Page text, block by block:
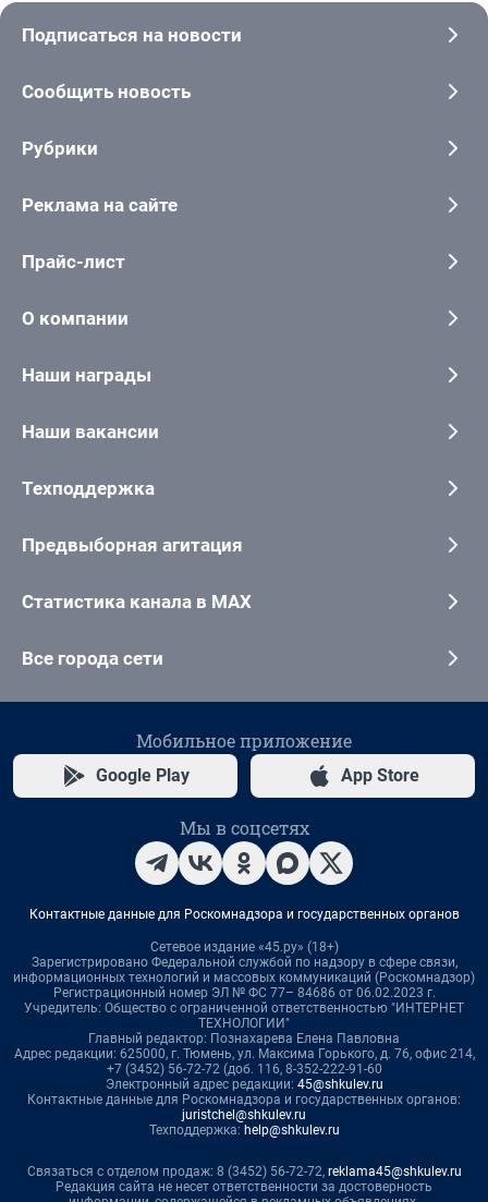
Подписаться на новости
Сообщить новость
Рубрики
Реклама на сайте
Прайс-лист
О компании
Наши награды
Наши вакансии
Техподдержка
Предвыборная агитация
Статистика канала в MAX
Все города сети
Мобильное приложение
Google Play App Store
Мы в соцсетях
Контактные данные для Роскомнадзора и государственных органов
Сетевое издание «45.ру» (18+)
Зарегистрировано Федеральной службой по надзору в сфере связи,
информационных технологий и массовых коммуникаций (Роскомнадзор)
Регистрационный номер ЭЛ № ФС 77– 84686 от 06.02.2023 г.
Учредитель: Общество с ограниченной ответственностью "ИНТЕРНЕТ
ТЕХНОЛОГИИ"
Главный редактор: Познахарева Елена Павловна
Адрес редакции: 625000, г. Тюмень, ул. Максима Горького, д. 76, офис 214,
+7 (3452) 56-72-72 (доб. 116, 8-352-222-91-60
Электронный адрес редакции: 45@shkulev.ru
Контактные данные для Роскомнадзора и государственных органов:
juristchel@shkulev.ru
Техподдержка: help@shkulev.ru
Связаться с отделом продаж: 8 (3452) 56-72-72, reklama45@shkulev.ru
Редакция сайта не несет ответственности за достоверность